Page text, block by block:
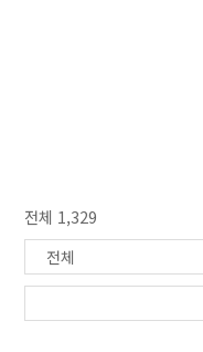
전체 1,329